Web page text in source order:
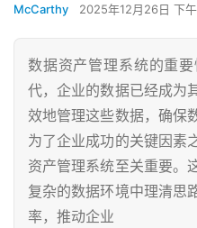
McCarthy 2025年12月26日 下
数据资产管理系统的重
代，企业的数据已经成为
效地管理这些数据，确保
为了企业成功的关键因素
资产管理系统至关重要。
复杂的数据环境中理清思
率，推动企业